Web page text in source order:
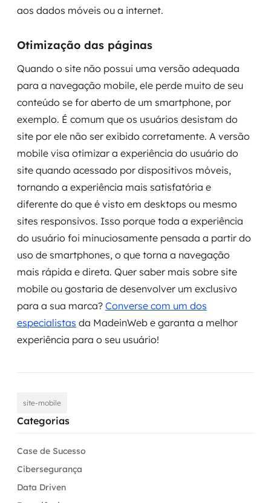
aos dados móveis ou a internet.
Otimização das páginas
Quando o site não possui uma versão adequada
para a navegação mobile, ele perde muito de seu
conteúdo se for aberto de um smartphone, por
exemplo. É comum que os usuários desistam do
site por ele não ser exibido corretamente. A versão
mobile visa otimizar a experiência do usuário do
site quando acessado por dispositivos móveis,
tornando a experiência mais satisfatória e
diferente do que é visto em desktops ou mesmo
sites responsivos. Isso porque toda a experiência
do usuário foi minuciosamente pensada a partir do
uso de smartphones, o que torna a navegação
mais rápida e direta. Quer saber mais sobre site
mobile ou gostaria de desenvolver um exclusivo
para a sua marca? Converse com um dos
especialistas da MadeinWeb e garanta a melhor
experiência para o seu usuário!
site-mobile
Categorias
Case de Sucesso
Cibersegurança
Data Driven